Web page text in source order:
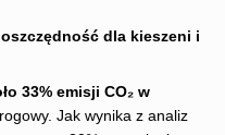
dla kieszeni i
33% emisji CO₂ w
Jak wynika z analiz